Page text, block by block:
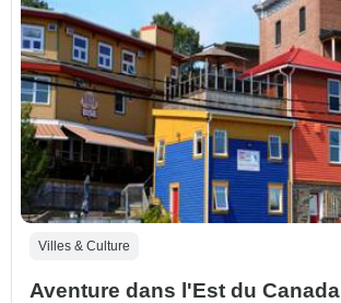
Villes & Culture
Aventure dans l'Est du Canada